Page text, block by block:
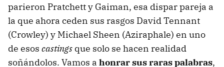
parieron Pratchett y Gaiman, esa dispar pareja a
la que ahora ceden sus rasgos David Tennant
(Crowley) y Michael Sheen (Aziraphale) en uno
de esos castings que solo se hacen realidad
soñándolos. Vamos a honrar sus raras palabras,